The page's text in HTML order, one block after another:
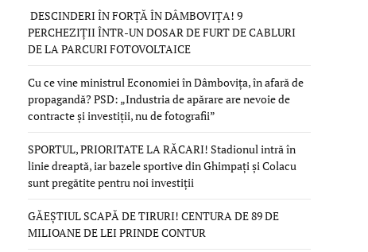
DESCINDERI ÎN FORȚĂ ÎN DÂMBOVIȚA! 9
PERCHEZIȚII ÎNTR-UN DOSAR DE FURT DE CABLURI
DE LA PARCURI FOTOVOLTAICE
Cu ce vine ministrul Economiei în Dâmbovița, în afară de
propagandă? PSD: „Industria de apărare are nevoie de
contracte și investiții, nu de fotografii”
SPORTUL, PRIORITATE LA RĂCARI! Stadionul intră în
linie dreaptă, iar bazele sportive din Ghimpați și Colacu
sunt pregătite pentru noi investiții
GĂEȘTIUL SCAPĂ DE TIRURI! CENTURA DE 89 DE
MILIOANE DE LEI PRINDE CONTUR